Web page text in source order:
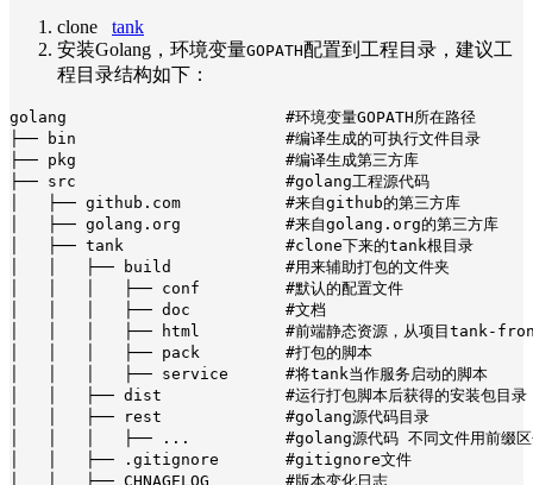
clone tank
安装Golang，环境变量GOPATH配置到工程目录，建议工
程目录结构如下：
golang                       #环境变量GOPATH所在路径
├── bin                      #编译生成的可执行文件目录
├── pkg                      #编译生成第三方库
├── src                      #golang工程源代码
│   ├── github.com           #来自github的第三方库
│   ├── golang.org           #来自golang.org的第三方库
│   ├── tank                 #clone下来的tank根目录
│   │   ├── build            #用来辅助打包的文件夹
│   │   │   ├── conf         #默认的配置文件
│   │   │   ├── doc          #文档
│   │   │   ├── html         #前端静态资源，从项目tank-
│   │   │   ├── pack         #打包的脚本
│   │   │   ├── service      #将tank当作服务启动的脚本
│   │   ├── dist             #运行打包脚本后获得的安装包目录
│   │   ├── rest             #golang源代码目录
│   │   │   ├── ...          #golang源代码 不同文件用前缀区
│   │   ├── .gitignore       #gitignore文件
│   │   ├── CHNAGELOG        #版本变化日志